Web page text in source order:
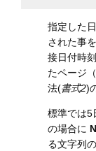
指定した
された事
接日付時
たページ
法(書式2)
標準では5
の場合に
る文字列